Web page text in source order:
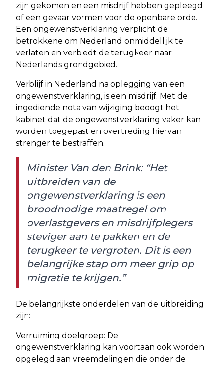
zijn gekomen en een misdrijf hebben gepleegd
of een gevaar vormen voor de openbare orde.
Een ongewenstverklaring verplicht de
betrokkene om Nederland onmiddellijk te
verlaten en verbiedt de terugkeer naar
Nederlands grondgebied.
Verblijf in Nederland na oplegging van een
ongewenstverklaring, is een misdrijf. Met de
ingediende nota van wijziging beoogt het
kabinet dat de ongewenstverklaring vaker kan
worden toegepast en overtreding hiervan
strenger te bestraffen.
Minister Van den Brink: “Het
uitbreiden van de
ongewenstverklaring is een
broodnodige maatregel om
overlastgevers en misdrijfplegers
steviger aan te pakken en de
terugkeer te vergroten. Dit is een
belangrijke stap om meer grip op
migratie te krijgen.”
De belangrijkste onderdelen van de uitbreiding
zijn:
Verruiming doelgroep: De
ongewenstverklaring kan voortaan ook worden
opgelegd aan vreemdelingen die onder de